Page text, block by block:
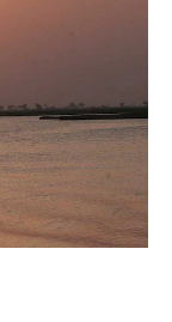
l'obtention
namibien. Ce
(voir